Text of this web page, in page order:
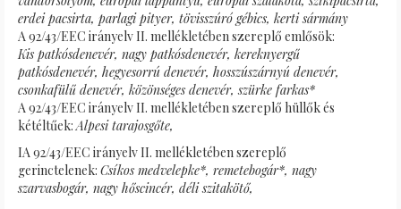
erdei pacsirta, parlagi pityer, tövisszúró gébics, kerti sármány
A 92/43/EEC irányelv II. mellékletében szereplő emlősök:
Kis patkósdenevér, nagy patkósdenevér, kereknyergű
patkósdenevér, hegyesorrú denevér, hosszúszárnyú denevér,
csonkafülű denevér, közönséges denevér, szürke farkas*
A 92/43/EEC irányelv II. mellékletében szereplő hüllők és
kétéltűek: Alpesi tarajosgőte,
IA 92/43/EEC irányelv II. mellékletében szereplő
gerinctelenek: Csíkos medvelepke*, remetebogár*, nagy
szarvasbogár, nagy hőscincér, déli szitakötő,